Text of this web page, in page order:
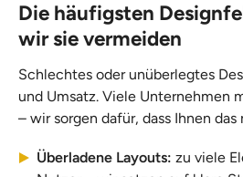
Die häufigsten
wir sie vermeiden
Schlechtes oder unüberlegtes
und Umsatz. Viele Unternehmen
– wir sorgen dafür, dass Ihnen
Überladene Layouts: zu viele